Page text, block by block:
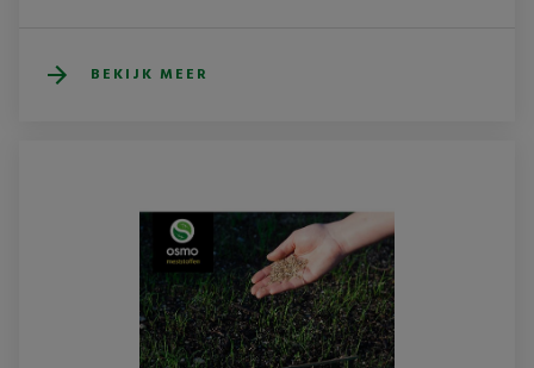
BEKIJK MEER